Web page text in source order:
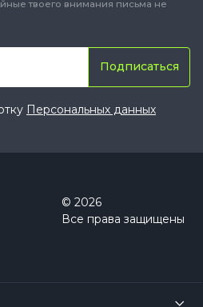
твоего внимания письма не
Подписаться
Персональных данных
© 2026
Все права защищены